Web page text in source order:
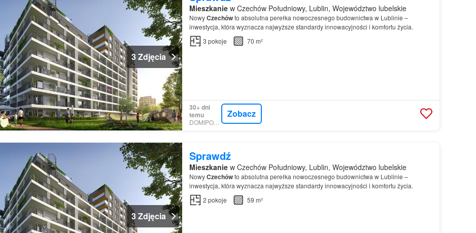
3 Zdjęcia
Mieszkaniew Czechów Południowy, Lublin, Województwo lubelskie
NowyCzechówto absolutna perełka nowoczesnego budownictwa w Lublinie –
inwestycja, która wyznacza najwyższe standardy innowacyjności i komfortu życia.
3 pokoje 70 m²
30+ dni
temu
DOMIPORTA
Zobacz
3 Zdjęcia
Sprawdź
Mieszkaniew Czechów Południowy, Lublin, Województwo lubelskie
NowyCzechówto absolutna perełka nowoczesnego budownictwa w Lublinie –
inwestycja, która wyznacza najwyższe standardy innowacyjności i komfortu życia.
2 pokoje 59 m²